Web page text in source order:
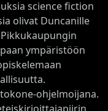
science fiction
olivat Duncanille
ympäristöön
ohjelmoijana.